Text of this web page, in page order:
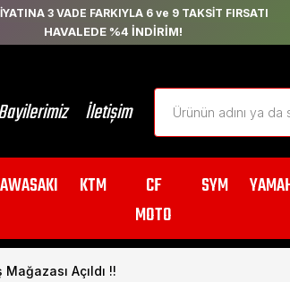
3 VADE FARKIYLA 6 ve 9 TAKSİT FIRSATI
HAVALEDE %4 İNDİRİM!
İletişim
KTM
CF
MOTO
SYM
Açıldı !!